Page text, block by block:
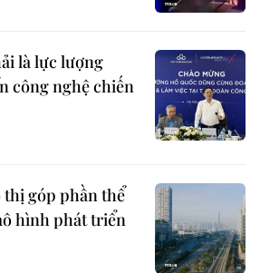
là lực lượng
công nghệ chiến
góp phần thể
hình phát triển